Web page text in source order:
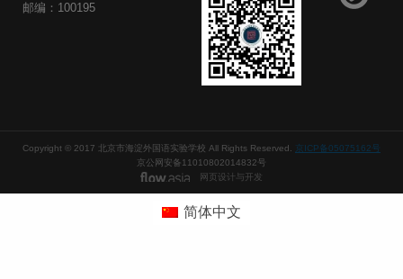
邮编：100195
Copyright © 2017 北京市海淀外国语实验学校 All Rights Reserved. 京ICP备05075162号
京公网安备11010802014832号
网页设计与开发
简体中文